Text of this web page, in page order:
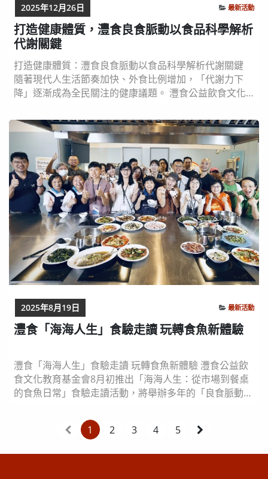
打造健康體質，灃食良食脈動以食品科學解析
代謝關鍵
打造健康體質：灃食良食脈動以食品科學解析代謝關鍵
隨著現代⼈⽣活節奏加快、外食比例增加，「代謝⼒下
降」逐漸成為全民關注的健康議題。 灃食公益飲食⽂化
以「打造健康體質」 為核⼼，邀請營養師呂孟凡、台灣
⼤學食品科技研究所特聘教授潘敏雄，以及中興⼤學食品
暨應⽤⽣物科技學系教授周志輝，從⽣活作息、飲食結構
到⽇常飲品等⾯向，分享促進新陳代謝的科學觀點...
2025年12月26日 最新活動
灃食「海海人生」食驗走讀 玩轉食魚新體驗
灃食「海海人生」食驗走讀 玩轉食魚新體驗 灃食公益飲
食文化教育基金會8月初推出「海海人生：從市場到餐桌
的食魚日常」食驗走讀活動，將舉辦多年的「良食脈動講
副教授、暢銷書《怪奇海產店》作者黃之暘擔任講師，帶
領學員走訪傳統市場、認識當季與特殊魚種，展開料理
2025年8月19日 最新活動
1 2 3 4 5